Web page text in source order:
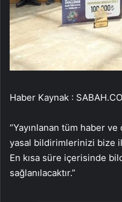
Haber Kaynak :
“Yayınlanan tüm haber
yasal bildirimlerinizi bize
En kısa süre içerisinde
sağlanılacaktır.”